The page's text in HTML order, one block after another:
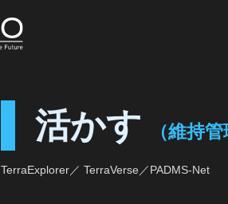
活かす （維持管
TerraExplorer／ TerraVerse／PADMS‑Net